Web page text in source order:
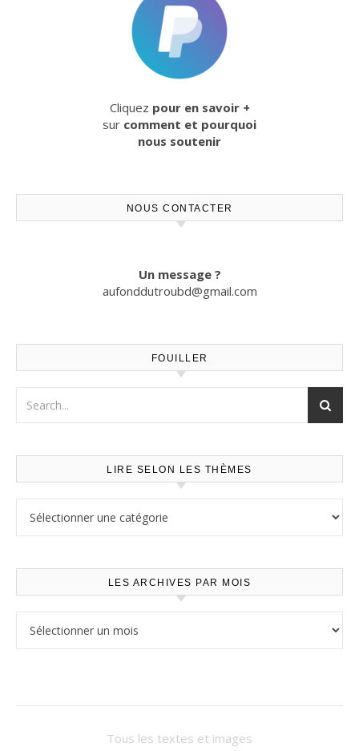
Cliquez pour en savoir +
sur comment et pourquoi
nous soutenir
NOUS CONTACTER
Un message ?
aufonddutroubd@gmail.com
FOUILLER
LIRE SELON LES THÈMES
LES ARCHIVES PAR MOIS
Tous les textes et images